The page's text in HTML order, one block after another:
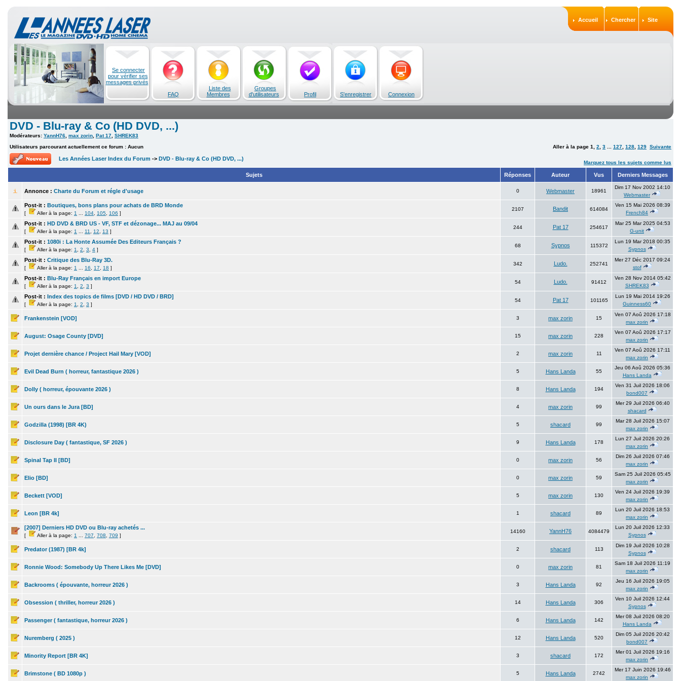
Accueil Chercher Site
Se connecter
pour vérifier ses
messages privés
FAQ
Liste des
Membres
Groupes
d'utilisateurs
Profil S'enregistrer Connexion
DVD - Blu-ray & Co (HD DVD, ...)
Modérateurs: YannH76 max zorin Pat 17 SHREK83
Utilisateurs parcourant actuellement ce forum : Aucun
Aller à la page 1 2 3 127 128 129 Suivante
Les Années Laser Index du Forum -> DVD - Blu-ray & Co (HD DVD, ...)
Marquez tous les sujets comme lus
Sujets Réponses Auteur Vus Derniers Messages
Annonce : Charte du Forum et régle d'usage 0 Webmaster 18961
Dim 17 Nov 2002 14:10
Webmaster
Post-it : Boutiques, bons plans pour achats de BRD Monde
[ Aller à la page: 1 104 105 106 ]
2107 Bandit 614084
Ven 15 Mai 2026 08:39
French84
Post-it : HD DVD & BRD US - VF, STF et dézonage... MAJ au 09/04
[ Aller à la page: 1 11 12 13 ]
244 Pat 17 254617
Mar 25 Mar 2025 04:53
G-unit
Post-it : 1080i : La Honte Assumée Des Editeurs Français ?
[ Aller à la page: 1 2 3 4 ]
68 Sypnos 115372
Lun 19 Mar 2018 00:35
Sypnos
Post-it : Critique des Blu-Ray 3D.
[ Aller à la page: 1 16 17 18 ]
342 Ludo. 252741
Mer 27 Déc 2017 09:24
stof
Post-it : Blu-Ray Français en import Europe
[ Aller à la page: 1 2 3 ]
54 Ludo. 91412
Ven 28 Nov 2014 05:42
SHREK83
Post-it : Index des topics de films [DVD / HD DVD / BRD]
[ Aller à la page: 1 2 3 ]
54 Pat 17 101165
Lun 19 Mai 2014 19:26
Guinness60
Frankenstein [VOD] 3 max zorin 15
Ven 07 Aoû 2026 17:18
max zorin
August: Osage County [DVD] 15 max zorin 228
Ven 07 Aoû 2026 17:17
max zorin
Projet dernière chance / Project Hail Mary [VOD] 2 max zorin 11
Ven 07 Aoû 2026 17:11
max zorin
Evil Dead Burn ( horreur, fantastique 2026 ) 5 Hans Landa 55
Jeu 06 Aoû 2026 05:36
Hans Landa
Dolly ( horreur, épouvante 2026 ) 8 Hans Landa 194
Ven 31 Juil 2026 18:06
bond007
Un ours dans le Jura [BD] 4 max zorin 99
Mer 29 Juil 2026 06:40
shacard
Godzilla (1998) [BR 4K) 5 shacard 99
Mar 28 Juil 2026 15:07
max zorin
Disclosure Day ( fantastique, SF 2026 ) 9 Hans Landa 178
Lun 27 Juil 2026 20:26
max zorin
Spinal Tap II [BD] 0 max zorin 56
Dim 26 Juil 2026 07:46
max zorin
Elio [BD] 0 max zorin 59
Sam 25 Juil 2026 05:45
max zorin
Beckett [VOD] 5 max zorin 130
Ven 24 Juil 2026 19:39
max zorin
Leon [BR 4k] 1 shacard 89
Lun 20 Juil 2026 18:53
max zorin
[2007] Derniers HD DVD ou Blu-ray achetés ...
[ Aller à la page: 1 707 708 709 ]
14160 YannH76 4084479
Lun 20 Juil 2026 12:33
Sypnos
Predator (1987) [BR 4k] 2 shacard 113
Dim 19 Juil 2026 10:28
Sypnos
Ronnie Wood: Somebody Up There Likes Me [DVD] 0 max zorin 81
Sam 18 Juil 2026 11:19
max zorin
Backrooms ( épouvante, horreur 2026 ) 3 Hans Landa 92
Jeu 16 Juil 2026 19:05
max zorin
Obsession ( thriller, horreur 2026 ) 14 Hans Landa 306
Ven 10 Juil 2026 12:44
Sypnos
Passenger ( fantastique, horreur 2026 ) 6 Hans Landa 142
Mer 08 Juil 2026 08:20
Hans Landa
Nuremberg ( 2025 ) 12 Hans Landa 520
Dim 05 Juil 2026 20:42
bond007
Minority Report [BR 4K] 3 shacard 172
Mer 01 Juil 2026 19:16
max zorin
Brimstone ( BD 1080p ) 5 Hans Landa 2742
Mer 17 Juin 2026 19:46
max zorin